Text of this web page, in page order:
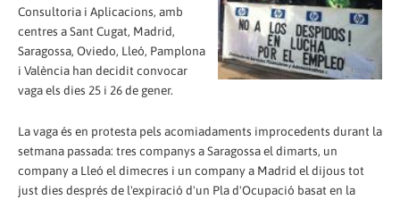
Consultoria i Aplicacions, amb
centres a Sant Cugat, Madrid,
Saragossa, Oviedo, Lleó, Pamplona
i València han decidit convocar
vaga els dies 25 i 26 de gener.
La vaga és en protesta pels acomiadaments improcedents durant la
setmana passada: tres companys a Saragossa el dimarts, un
company a Lleó el dimecres i un company a Madrid el dijous tot
just dies després de l'expiració d'un Pla d'Ocupació basat en la